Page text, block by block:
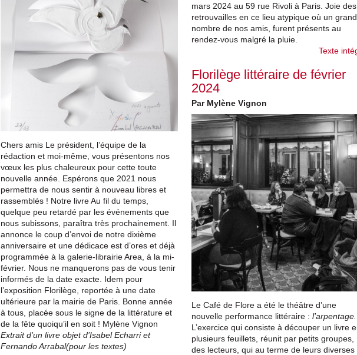
Chers amis Le président, l’équipe de la
rédaction et moi-même, vous présentons nos
vœux les plus chaleureux pour cette toute
nouvelle année. Espérons que 2021 nous
permettra de nous sentir à nouveau libres et
rassemblés ! Notre livreAu fil du temps,
quelque peu retardé par les événements que
nous subissons, paraîtra très prochainement. Il
annonce le coup d’envoi de notre dixième
anniversaire et une dédicace est d’ores et déjà
programmée à la galerie-librairie Area, à la mi-
février. Nous ne manquerons pas de vous tenir
informés de la date exacte. Idem pour
l’exposition Florilège, reportée à une date
ultérieure par la mairie de Paris. Bonne année
à tous, placée sous le signe de la littérature et
de la fête quoiqu’il en soit ! Mylène Vignon
Extrait d’un livre objet d’Isabel Echarri et
Fernando Arrabal(pour les textes)
mars 2024 au 59 rue Rivoli à Paris. Joie des
retrouvailles en ce lieu atypique où un grand
nombre de nos amis, furent présents au
rendez-vous malgré la pluie.
Texte
Florilège littéraire de février
2024
Par Mylène Vignon
Le Café de Flore a été le théâtre d’une
nouvelle performance littéraire : l’arpentage.
L’exercice qui consiste à découper un livre
plusieurs feuillets, réunit par petits groupes,
des lecteurs, qui au terme de leurs diverses